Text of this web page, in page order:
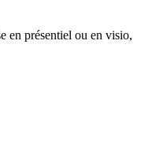
en présentiel ou en visio,